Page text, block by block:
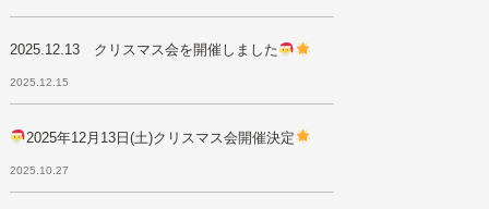
2025.12.13 クリスマス会を開催しました
2025.12.15
2025年12月13日(土)クリスマス会開催決定
2025.10.27